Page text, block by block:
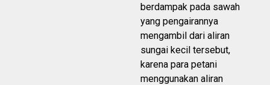
berdampak pada sawah
yang pengairannya
mengambil dari aliran
sungai kecil tersebut,
karena para petani
menggunakan aliran